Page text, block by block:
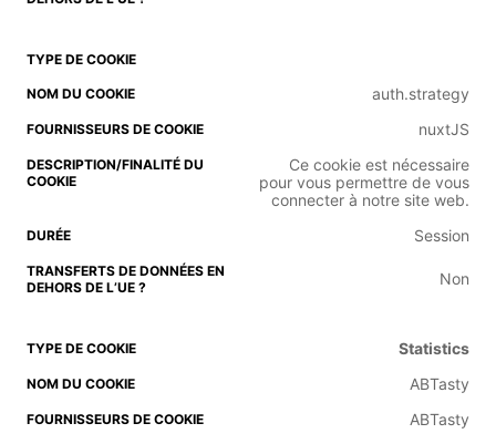
auth.strategy
nuxtJS
Ce cookie est nécessaire
pour vous permettre de vous
connecter à notre site web.
Session
Non
Statistics
ABTasty
ABTasty